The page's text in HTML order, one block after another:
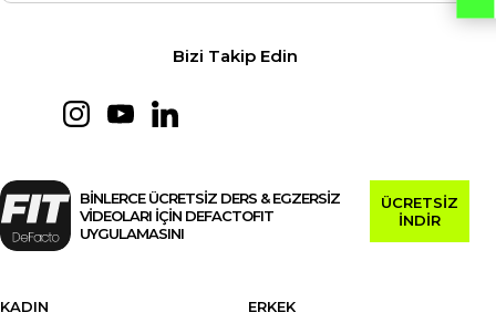
Bizi Takip Edin
BİNLERCE ÜCRETSİZ DERS & EGZERSİZ
VİDEOLARI İÇİN DEFACTOFIT
UYGULAMASINI
ÜCRETSİZ
İNDİR
KADIN
ERKEK